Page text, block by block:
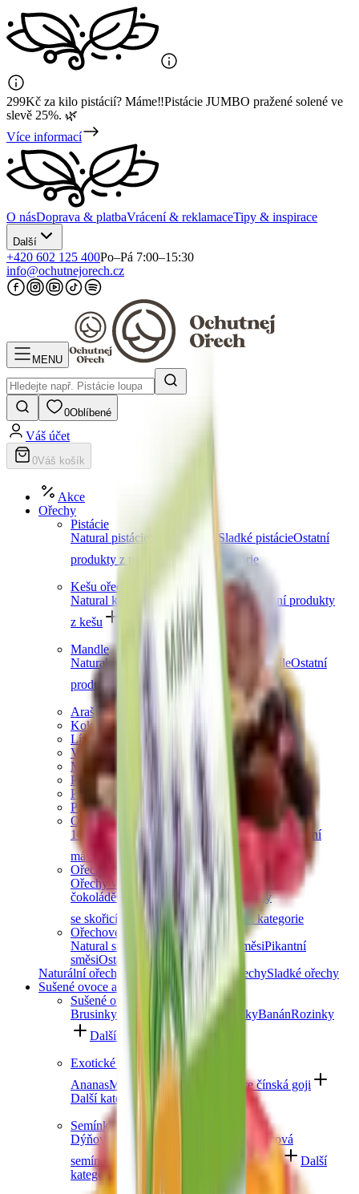
299Kč za kilo pistácií? Máme‼️Pistácie JUMBO pražené solené ve
slevě 25%. 🌿
Více informací
O násDoprava & platbaVrácení & reklamaceTipy & inspirace
Další
+420 602 125 400Po–Pá 7:00–15:30
info@ochutnejorech.cz
MENU
0Oblíbené
Váš účet
0Váš košík
Akce
Ořechy
Pistácie
Natural pistácie
Sladké pistácieOstatní
produkty z pistácií
Další kategorie
Kešu ořechy
Natural kešu
Ostatní produkty
z kešu
Další kategorie
Mandle
Natural mandle
Slané mandle Sladké mandleOstatní
produkty z mandlí
Další kategorie
Arašídy
Kokosové ořechy
Lískové ořechy
Vlašské ořechy
Makadamové ořechy
Para ořechy
Pekanové ořechy
Píniové oříšky
Ořechová másla
100% ořechová S čokoládou Slaný karamel
Ostatní
másla a pasty
Další kategorie
Ořechy v čokoládě
Ořechy v hořké čokoládě
Ořechy v mléčné
čokoláděOřechy v bílé čokoládě
Ořechy
se skořicí Ořechy v tiramisu
Další kategorie
Ořechové směsi
Natural směsi
Slané směsi Sladké směsiPikantní
směsiOstatní směsi
Naturální ořechy
Pražené ořechy Slané ořechySladké ořechy
Sušené ovoce a semínka
Sušené ovoce
Brusinky a borůvkyMeruňkyŠvestkyBanánRozinky
Další kategorie
Exotické ovoce
AnanasMango Datle
Kustovnice čínská goji
Další kategorie
Semínka
Dýňová semínka
Slunečnicová
semínka
Konopná semínka
Další
kategorie